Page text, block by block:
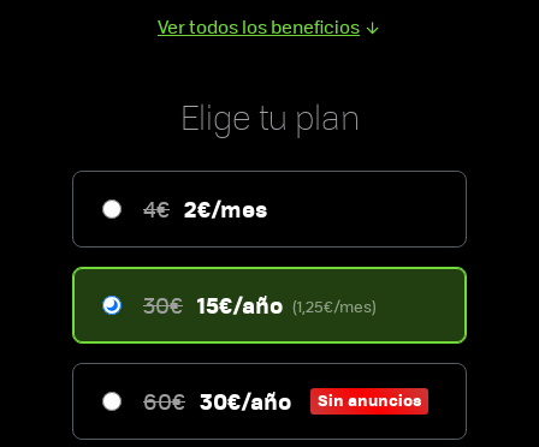
Ver todos los beneficios
Elige tu plan
4€ 2€/mes
30€ 15€/año (1,25€/mes)
60€ 30€/año Sin anuncios